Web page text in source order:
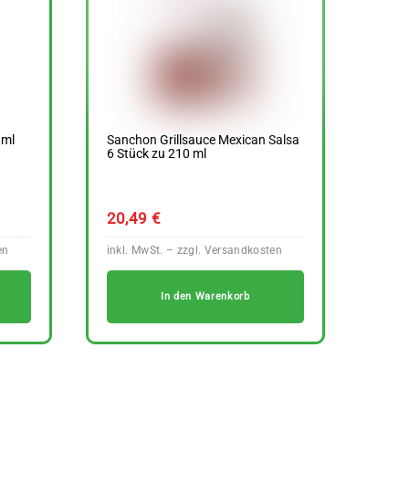
Sanchon Grillsauce Mexican Salsa
6 Stück zu 210 ml
20,49 €
In den Warenkorb